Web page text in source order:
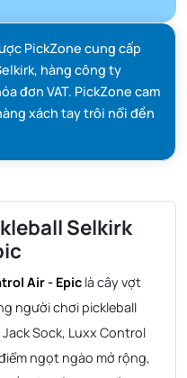
PickZone cung cấp
hàng công ty
đơn VAT. PickZone cam
xách tay trôi nổi đền
Selkirk
Air - Epic là cây vợt
người chơi pickleball
Sock, Luxx Control
ngọt ngào mở rộng,